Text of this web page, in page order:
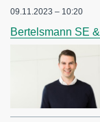
09.11.2023 – 10:20
Bertelsmann SE